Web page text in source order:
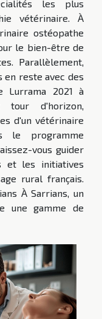
les plus
vétérinaire. À
ostéopathe
le bien-être de
Parallèlement,
en reste avec des
Lurrama 2021 à
tour d'horizon,
d'un vétérinaire
le programme
vous guider
et les initiatives
rural français.
À Sarrians, un
une gamme de